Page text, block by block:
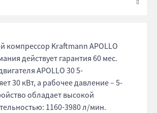
компрессор Kraftmann APOLLO
действует гарантия 60 мес.
APOLLO 30 5-
30 кВт, а рабочее давление – 5-
обладает высокой
1160-3980 л/мин.